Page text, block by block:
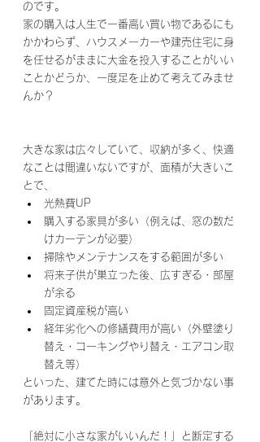
のです。
家の購入は人生で一番高い買い物であるにも
かかわらず、ハウスメーカーや建売住宅に身
を任せるがままに大金を投入することがいい
ことかどうか、一度足を止めて考えてみませ
んか？
大きな家は広々していて、収納が多く、快適
なことは間違いないですが、面積が大きいこ
とで、
光熱費UP
購入する家具が多い（例えば、窓の数だ
けカーテンが必要）
掃除やメンテナンスをする範囲が多い
将来子供が巣立った後、広すぎる・部屋
が余る
固定資産税が高い
経年劣化への修繕費用が高い（外壁塗り
替え・コーキングやり替え・エアコン取
替え等）
といった、建てた時には意外と気づかない事
があります。
「絶対に小さな家がいいんだ！」と断定する